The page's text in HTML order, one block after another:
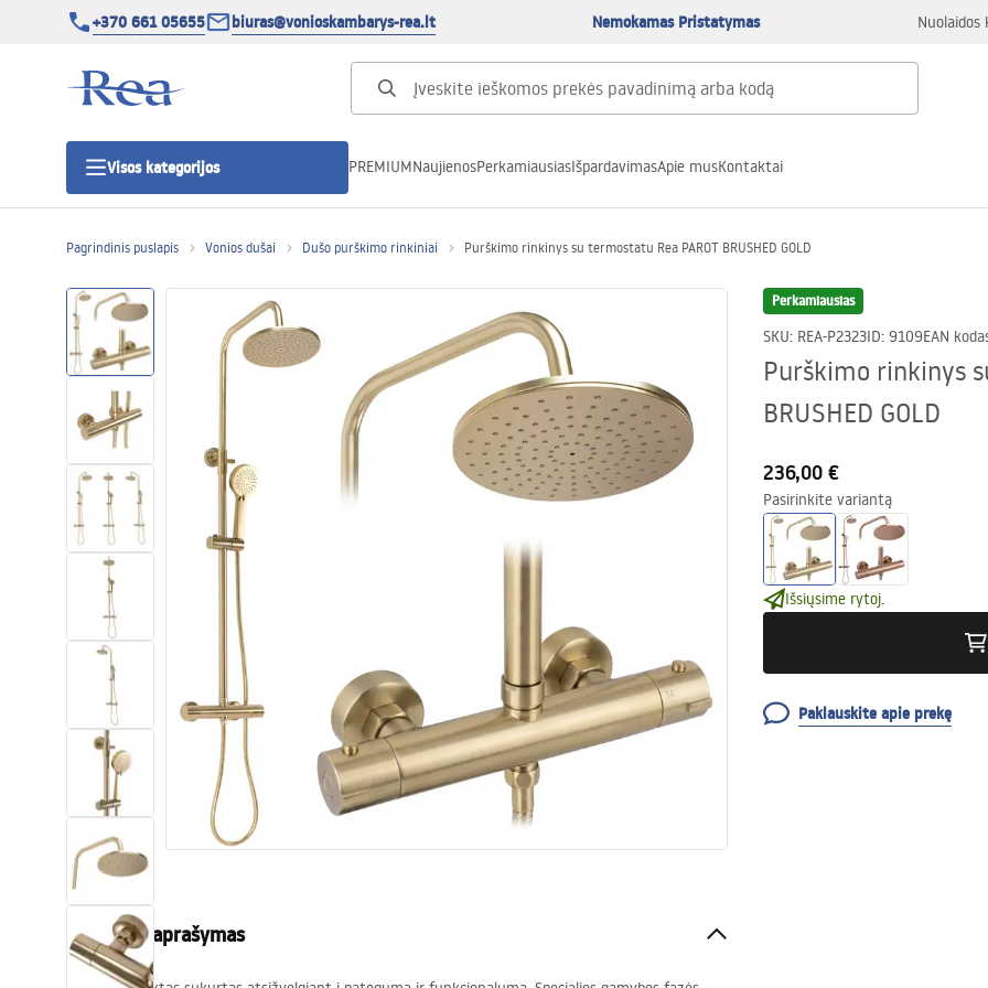
+370 661 05655 biuras@vonioskambarys-rea.lt Nemokamas Pristatymas Nuolaidos
Visos kategorijos
Vonios dušo padėklai
Linijiniai dušo kanalai
Tualetai
Vonios ir ekranai
Vonios maišytuvai
Vonios dušai
PREMIUMNaujienosPerkamiausiasIšpardavimasApie musKontaktai
Pagrindinis puslapis Vonios dušai Dušo purškimo rinkiniai Purškimo rinkinys su termostatu Rea PAROT BRUSHED GOLD
Perkamiausias
SKU: REA-P2323ID: 9109EAN
Purškimo rinkinys
BRUSHED GOLD
236,00 €
Pasirinkite variantą
Išsiųsime rytoj.
Paklauskite apie prekę
Produkto aprašymas